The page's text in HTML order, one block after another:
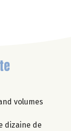
volumes
dizaine de